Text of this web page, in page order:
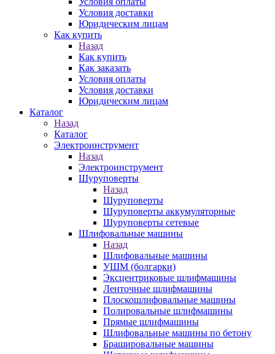
Условия доставки
Юридическим лицам
Как купить
Назад
Как купить
Как заказать
Условия оплаты
Условия доставки
Юридическим лицам
Каталог
Назад
Каталог
Электроинструмент
Назад
Электроинструмент
Шуруповерты
Назад
Шуруповерты
Шуруповерты аккумуляторные
Шуруповерты сетевые
Шлифовальные машины
Назад
Шлифовальные машины
УШМ (болгарки)
Эксцентриковые шлифмашины
Ленточные шлифмашины
Плоскошлифовальные машины
Полировальные шлифмашины
Прямые шлифмашины
Шлифовальные машины по бетону
Брашировальные машины